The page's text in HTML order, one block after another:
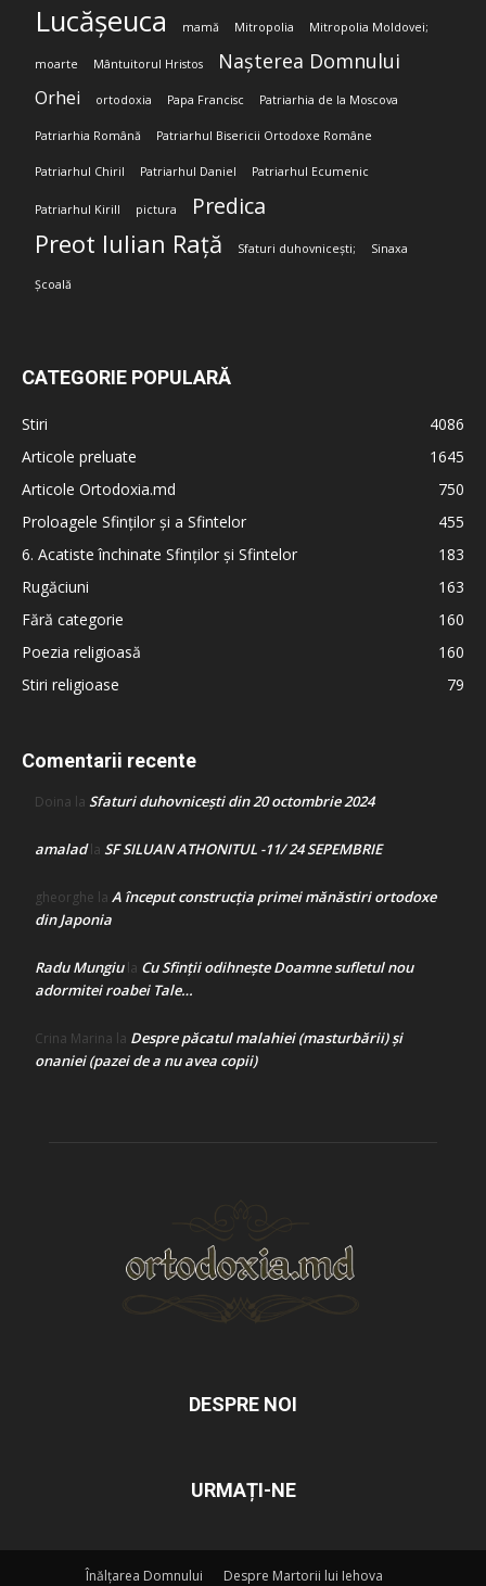
Lucășeuca mamă Mitropolia Mitropolia Moldovei;
moarte Mântuitorul Hristos Nașterea Domnului
Orhei ortodoxia Papa Francisc Patriarhia de la Moscova
Patriarhia Română Patriarhul Bisericii Ortodoxe Române
Patriarhul Chiril Patriarhul Daniel Patriarhul Ecumenic
Patriarhul Kirill pictura Predica
Preot Iulian Rață Sfaturi duhovnicești; Sinaxa
Școală
CATEGORIE POPULARĂ
Stiri
4086
Articole preluate
1645
Articole Ortodoxia.md
750
Proloagele Sfinților și a Sfintelor
455
6. Acatiste închinate Sfinților și Sfintelor
183
Rugăciuni
163
Fără categorie
160
Poezia religioasă
160
Stiri religioase
79
Comentarii recente
Doina la Sfaturi duhovnicești din 20 octombrie 2024
amaladla SF SILUAN ATHONITUL -11/ 24 SEPEMBRIE
gheorghe la A început construcţia primei mănăstiri ortodoxe
din Japonia
Radu Mungiula Cu Sfinții odihnește Doamne sufletul nou
adormitei roabei Tale…
Crina Marina la Despre păcatul malahiei (masturbării) şi
onaniei (pazei de a nu avea copii)
DESPRE NOI
URMAȚI-NE
Înălțarea Domnului Despre Martorii lui Iehova